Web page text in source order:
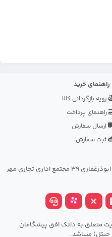
راهنمای خرید
رویه بازگردانی کالا
راهنمای پرداخت
ارسال سفارش
ثبت سفارش
نشانی: مشهد بلوار احمدآباد خیابان ابوذرغفاری 39 مجتمع اداری تجاری مهر
وبسایت متعلق به داتک افق پیشگامان
جیتل) میباشد.